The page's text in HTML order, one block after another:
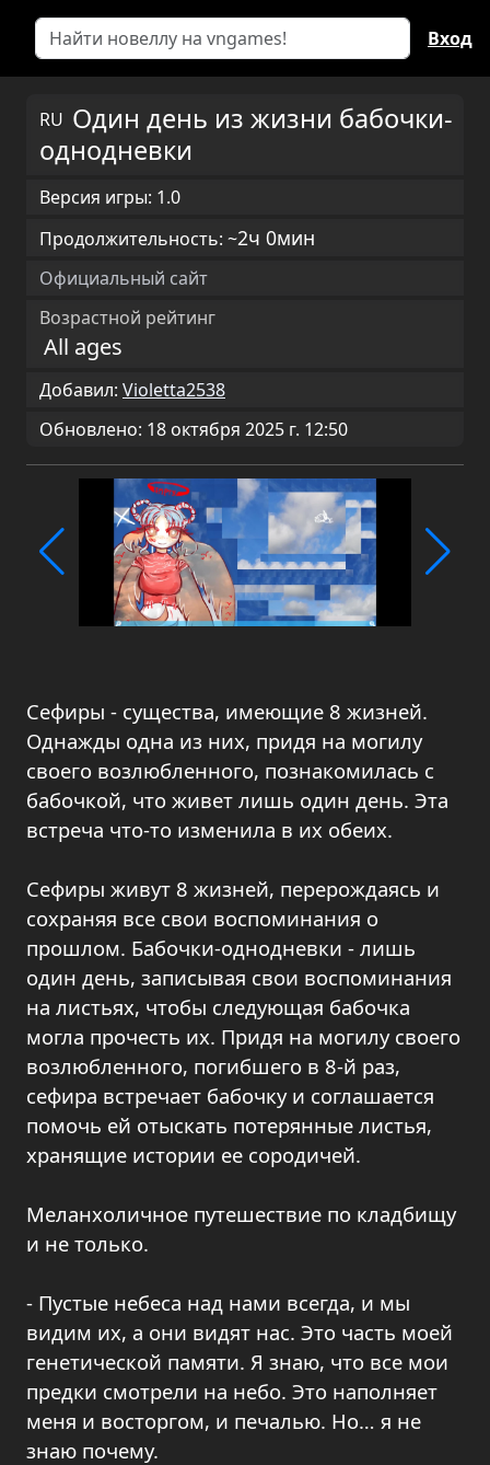
Вход
RU Один день из жизни бабочки-
однодневки
Версия игры: 1.0
Продолжительность: ~2ч 0мин
Официальный сайт
Возрастной рейтинг
All ages
Добавил: Violetta2538
Обновлено: 18 октября 2025 г. 12:50
Сефиры - существа, имеющие 8 жизней.
Однажды одна из них, придя на могилу
своего возлюбленного, познакомилась с
бабочкой, что живет лишь один день. Эта
встреча что-то изменила в их обеих.
Сефиры живут 8 жизней, перерождаясь и
сохраняя все свои воспоминания о
прошлом. Бабочки-однодневки - лишь
один день, записывая свои воспоминания
на листьях, чтобы следующая бабочка
могла прочесть их. Придя на могилу своего
возлюбленного, погибшего в 8-й раз,
сефира встречает бабочку и соглашается
помочь ей отыскать потерянные листья,
хранящие истории ее сородичей.
Меланхоличное путешествие по кладбищу
и не только.
- Пустые небеса над нами всегда, и мы
видим их, а они видят нас. Это часть моей
генетической памяти. Я знаю, что все мои
предки смотрели на небо. Это наполняет
меня и восторгом, и печалью. Но… я не
знаю почему.